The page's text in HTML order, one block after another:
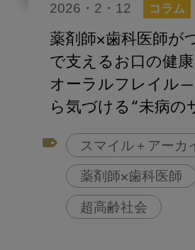
2026・2・12 コラム
薬剤師×歯科医師が
で支えるお口の健康
オーラルフレイル
ら気づける“未病の
スマイル＋アーカ
薬剤師×歯科医師
超高齢社会